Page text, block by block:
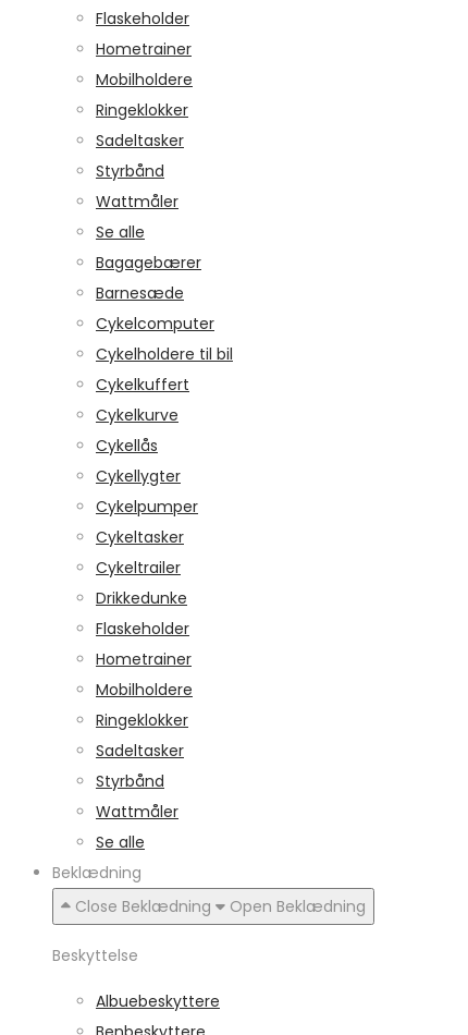
Flaskeholder
Hometrainer
Mobilholdere
Ringeklokker
Sadeltasker
Styrbånd
Wattmåler
Se alle
Bagagebærer
Barnesæde
Cykelcomputer
Cykelholdere til bil
Cykelkuffert
Cykelkurve
Cykellås
Cykellygter
Cykelpumper
Cykeltasker
Cykeltrailer
Drikkedunke
Flaskeholder
Hometrainer
Mobilholdere
Ringeklokker
Sadeltasker
Styrbånd
Wattmåler
Se alle
Beklædning
Close Beklædning
Open Beklædning
Beskyttelse
Albuebeskyttere